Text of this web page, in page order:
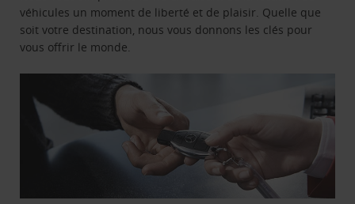
véhicules un moment de liberté et de plaisir. Quelle que
soit votre destination, nous vous donnons les clés pour
vous offrir le monde.